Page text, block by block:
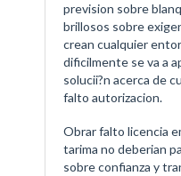
prevision sobre
brillosos sobre
crean cualquier
dificilmente se va a
solucii?n acerca de
falto autorizacion.
Obrar falto licencia
tarima no deberian
sobre confianza y